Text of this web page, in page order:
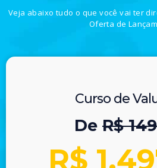
Veja abaixo tudo o que você vai ter
Oferta de
Curso de
De R$
R$